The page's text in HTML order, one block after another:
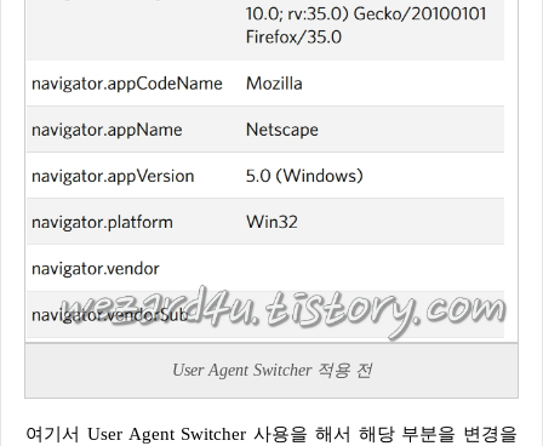
User Agent Switcher 적용 전
여기서 User Agent Switcher 사용을 해서 해당 부분을 변경을